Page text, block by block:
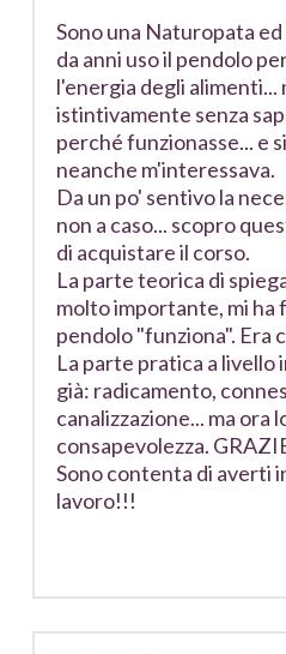
Sono una Naturopata
da anni uso il pendolo
l'energia degli
istintivamente senza
perché funzionasse... e
neanche m'interessava.
Da un po' sentivo la
non a caso... scopro
di acquistare il corso.
La parte teorica di
molto importante, mi ha
pendolo "funziona". Era
La parte pratica a
già: radicamento,
canalizzazione... ma ora
consapevolezza.
Sono contenta di averti
lavoro!!!